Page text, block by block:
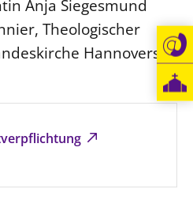
Anja Siegesmund
Theologischer
Hannovers.